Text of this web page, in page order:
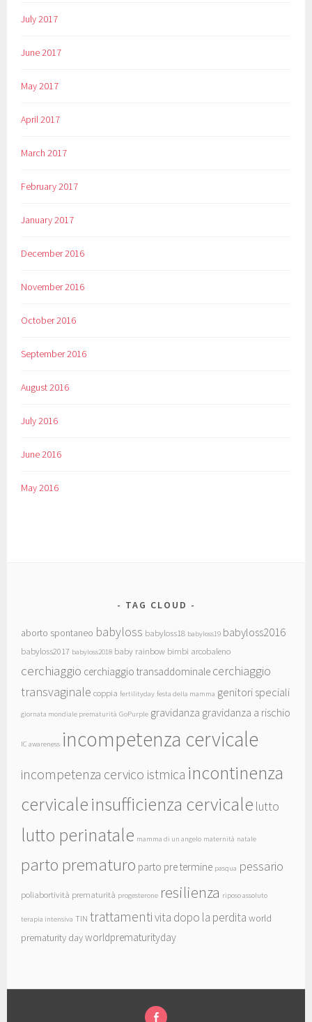
July 2017
June 2017
May 2017
April 2017
March 2017
February 2017
January 2017
December 2016
November 2016
October 2016
September 2016
August 2016
July 2016
June 2016
May 2016
TAG CLOUD
aborto spontaneo babyloss babyloss18 babyloss19 babyloss2016
babyloss2017 babyloss2018 baby rainbow bimbi arcobaleno
cerchiaggio cerchiaggio transaddominale cerchiaggio
transvaginale coppia fertilityday festa della mamma genitori speciali
giornata mondiale prematurità GoPurple gravidanza gravidanza a rischio
IC awareness incompetenza cervicale
incompetenza cervico istmica incontinenza
cervicaleinsufficienza cervicale lutto
lutto perinatale mamma di un angelo maternità natale
parto prematuro parto pre termine pasqua pessario
poliabortività prematurità progesterone resilienza riposo assoluto
terapia intensiva TIN trattamentivita dopo la perdita world
prematurity dayworldprematurityday